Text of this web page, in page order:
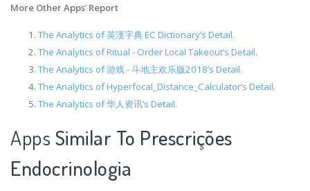
More Other Apps’ Report
The Analytics of 英漢字典 EC Dictionary’s Detail.
The Analytics of Ritual - Order Local Takeout’s Detail.
The Analytics of 游戏 - 斗地主欢乐版2018’s Detail.
The Analytics of Hyperfocal_Distance_Calculator’s Detail.
The Analytics of 华人资讯’s Detail.
Apps Similar To Prescrições
Endocrinologia